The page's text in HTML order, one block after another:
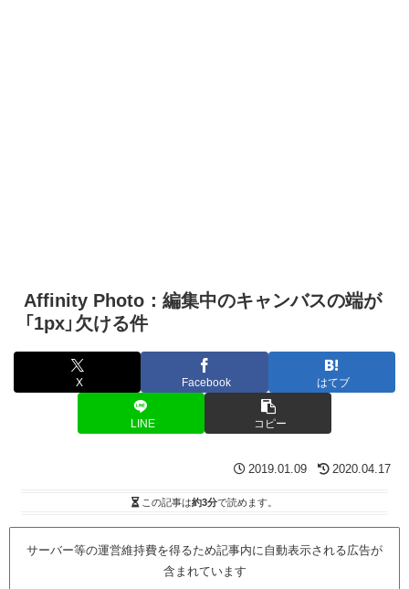
Affinity Photo：編集中のキャンバスの端が
「1px」欠ける件
X Facebook はてブ
LINE コピー
2019.01.09 2020.04.17
この記事は約3分で読めます。
サーバー等の運営維持費を得るため記事内に自動表示される広告が
含まれています